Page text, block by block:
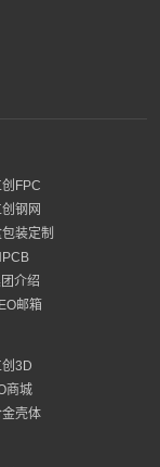
FPC
钢网
装定制
介绍
邮箱
3D
商城
壳体